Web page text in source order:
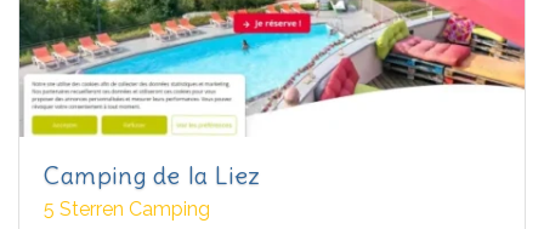
Camping de la Liez
5 Sterren Camping